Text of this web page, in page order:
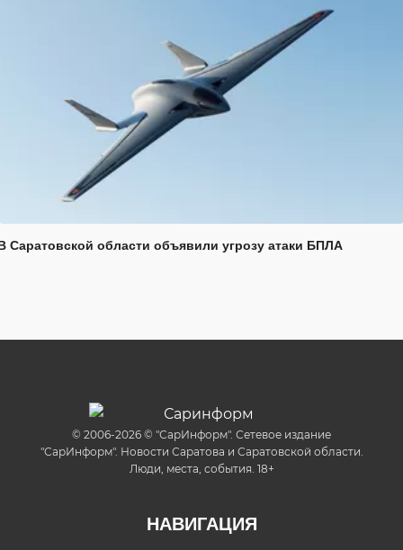
Саратовской области объявили угрозу атаки БПЛА
© 2006-2026 © "СарИнформ". Сетевое издание
"СарИнформ". Новости Саратова и Саратовской области.
Люди, места, события. 18+
НАВИГАЦИЯ